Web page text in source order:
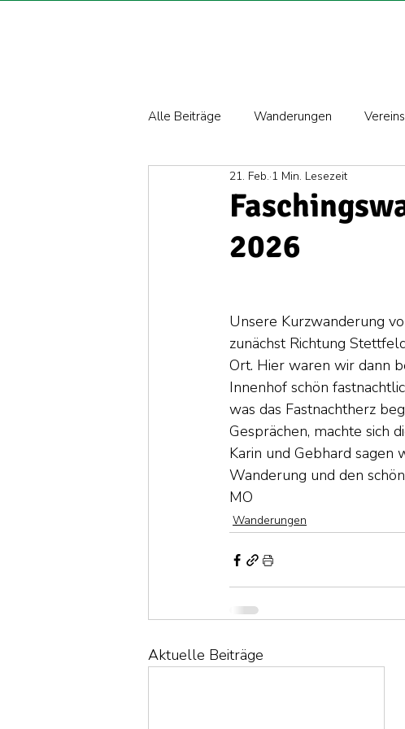
Alle Beiträge Wanderungen
2026
21. Feb. 1 Min. Lesezeit
Unsere Kurzwanderung
zunächst Richtung
Ort. Hier waren wir dann
Innenhof schön
was das Fastnachtherz
Gesprächen, machte sich
Karin und Gebhard sagen
Wanderung und den
MO
Wanderungen
Aktuelle Beiträge